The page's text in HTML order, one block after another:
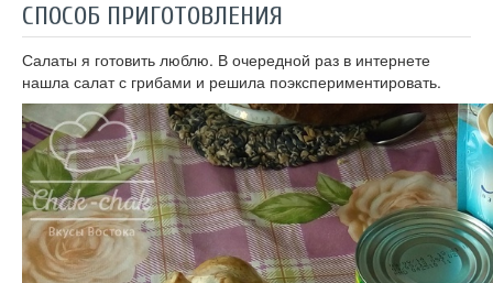
СПОСОБ ПРИГОТОВЛЕНИЯ
Салаты я готовить люблю. В очередной раз в интернете
нашла салат с грибами и решила поэкспериментировать.